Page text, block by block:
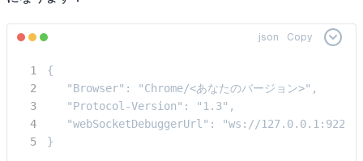
json Copy
{
   "Browser": "Chrome/<あなたのバージョン>",
   "Protocol-Version": "1.3",
"webSocketDebuggerUrl": "ws://
}